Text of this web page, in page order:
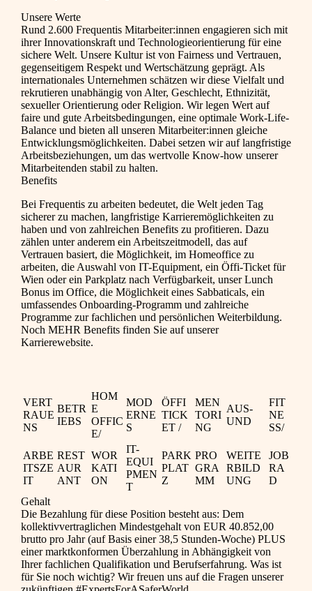
Unsere Werte
Rund 2.600 Frequentis Mitarbeiter:innen engagieren sich mit
ihrer Innovationskraft und Technologieorientierung für eine
sichere Welt. Unsere Kultur ist von Fairness und Vertrauen,
gegenseitigem Respekt und Wertschätzung geprägt. Als
internationales Unternehmen schätzen wir diese Vielfalt und
rekrutieren unabhängig von Alter, Geschlecht, Ethnizität,
sexueller Orientierung oder Religion. Wir legen Wert auf
faire und gute Arbeitsbedingungen, eine optimale Work-Life-
Balance und bieten all unseren Mitarbeiter:innen gleiche
Entwicklungsmöglichkeiten. Dabei setzen wir auf langfristige
Arbeitsbeziehungen, um das wertvolle Know-how unserer
Mitarbeitenden stabil zu halten.
Benefits
Bei Frequentis zu arbeiten bedeutet, die Welt jeden Tag
sicherer zu machen, langfristige Karrieremöglichkeiten zu
haben und von zahlreichen Benefits zu profitieren. Dazu
zählen unter anderem ein Arbeitszeitmodell, das auf
Vertrauen basiert, die Möglichkeit, im Homeoffice zu
arbeiten, die Auswahl von IT-Equipment, ein Öffi-Ticket für
Wien oder ein Parkplatz nach Verfügbarkeit, unser Lunch
Bonus im Office, die Möglichkeit eines Sabbaticals, ein
umfassendes Onboarding-Programm und zahlreiche
Programme zur fachlichen und persönlichen Weiterbildung.
Noch MEHR Benefits finden Sie auf unserer
Karrierewebsite.
VERT
RAUE
NS
BETR
IEBS
HOM
E
OFFIC
E/
MOD
ERNE
S
ÖFFI
TICK
ET /
MEN
TORI
NG
AUS-
UND
FIT
NE
SS/
ARBE
ITSZE
IT
REST
AUR
ANT
WOR
KATI
ON
IT-
EQUI
PMEN
T
PARK
PLAT
Z
PRO
GRA
MM
WEITE
RBILD
UNG
JOB
RA
D
Gehalt
Die Bezahlung für diese Position besteht aus: Dem
kollektivvertraglichen Mindestgehalt von EUR 40.852,00
brutto pro Jahr (auf Basis einer 38,5 Stunden-Woche) PLUS
einer marktkonformen Überzahlung in Abhängigkeit von
Ihrer fachlichen Qualifikation und Berufserfahrung. Was ist
für Sie noch wichtig? Wir freuen uns auf die Fragen unserer